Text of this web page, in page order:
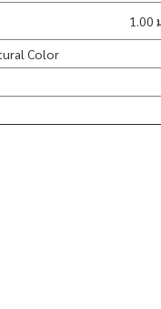
1.00
Color